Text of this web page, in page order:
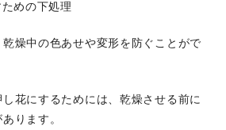
めの下処理
燥中の色あせや変形を防ぐことがで
花にするためには、乾燥させる前に
ります。